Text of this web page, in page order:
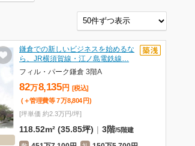
鎌倉での新しいビジネスを始めるな
ら、JR横須賀線・江ノ島電鉄線…
フィル・パーク鎌倉 3階A
82万8,135 円
[税込]
(＋管理費等 7万8,804 円)
[坪単価 約2.3万円/坪]
118.52m² (35.85坪) | 3階/5階建